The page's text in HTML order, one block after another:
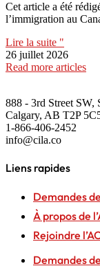
Cet article a été
l’immigration au
Lire la suite "
26 juillet 2026
Read more articles
888 - 3rd Street SW,
Calgary, AB T2P
1-866-406-2452
info@cila.co
Liens rapides
Demandes
À propos de
Rejoindre
Demandes